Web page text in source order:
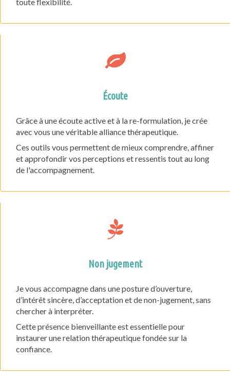
Écoute
Grâce à une écoute active et à la re-formulation, je crée
avec vous une véritable alliance thérapeutique.
Ces outils vous permettent de mieux comprendre, affiner
et approfondir vos perceptions et ressentis tout au long
de l'accompagnement.
Non jugement
Je vous accompagne dans une posture d’ouverture,
d’intérêt sincère, d’acceptation et de non-jugement, sans
chercher à interpréter.
Cette présence bienveillante est essentielle pour
instaurer une relation thérapeutique fondée sur la
confiance.